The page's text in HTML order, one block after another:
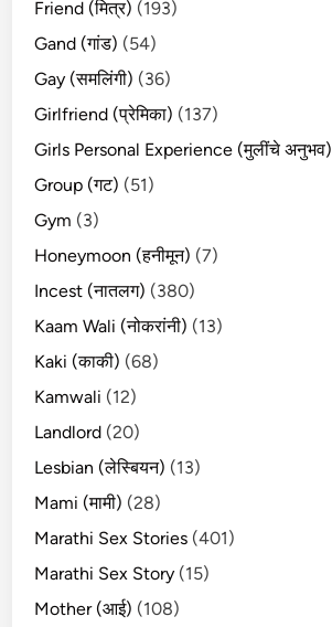
Friend (मित्र) (193)
Gand (गांड) (54)
Gay (समलिंगी) (36)
Girlfriend (प्रेमिका) (137)
Girls Personal Experience (मुलींचे अनुभव)
Group (गट) (51)
Gym (3)
Honeymoon (हनीमून) (7)
Incest (नातलग) (380)
Kaam Wali (नोकरांनी) (13)
Kaki (काकी) (68)
Kamwali (12)
Landlord (20)
Lesbian (लेस्बियन) (13)
Mami (मामी) (28)
Marathi Sex Stories (401)
Marathi Sex Story (15)
Mother (आई) (108)